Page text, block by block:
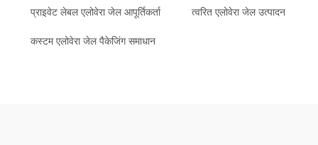
प्राइवेट लेबल एलोवेरा जेल आपूर्तिकर्ता त्वरित एलोवेरा जेल उत्पादन
कस्टम एलोवेरा जेल पैकेजिंग समाधान